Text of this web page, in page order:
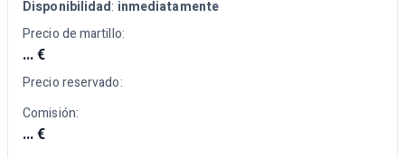
Disponibilidad: inmediatamente
Precio de martillo:
... €
Precio reservado:
Comisión:
... €